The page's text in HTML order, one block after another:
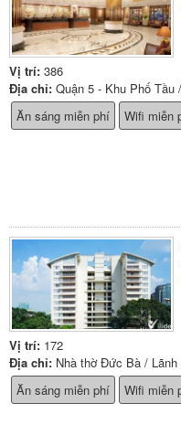
Vị trí: 386
Địa chỉ: Quận 5 - Khu Phố Tầu
Ăn sáng miễn phí
Wifi miễn
Vị trí: 172
Địa chỉ: Nhà thờ Đức Bà / Lãnh
Ăn sáng miễn phí
Wifi miễn